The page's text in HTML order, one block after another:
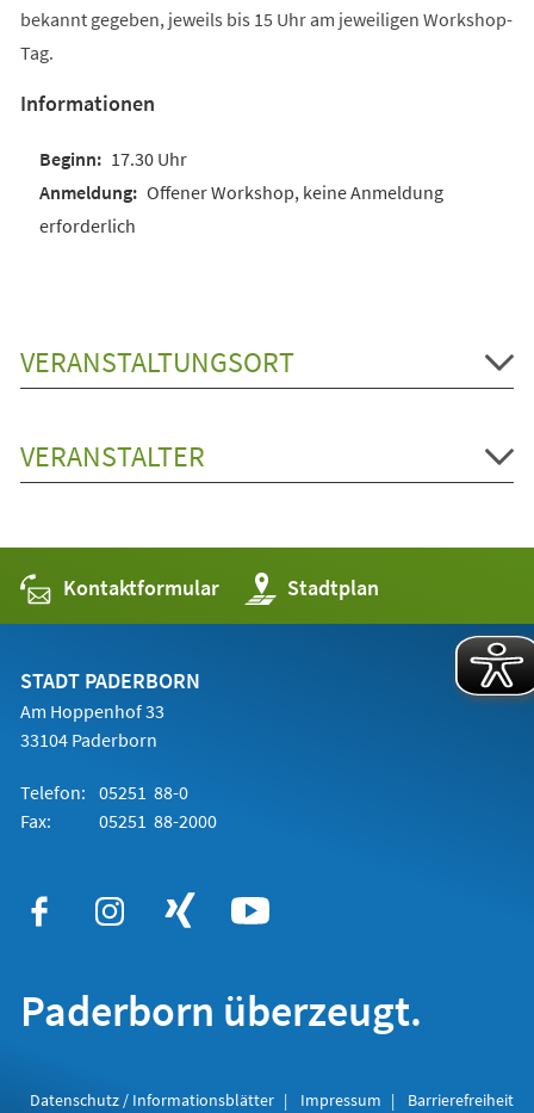
bekannt gegeben, jeweils bis 15 Uhr am jeweiligen Workshop-
Tag.
Informationen
17.30 Uhr
Offener Workshop, keine Anmeldung
erforderlich
VERANSTALTUNGSORT
VERANSTALTER
Kontaktformular Stadtplan
(Öffnet
in
einem
STADT PADERBORN
Am Hoppenhof 33
33104 Paderborn
Telefon: 05251 88-0
Fax:
05251 88-2000
Paderborn überzeugt.
Datenschutz / Informationsblätter Impressum
Barrierefreiheit